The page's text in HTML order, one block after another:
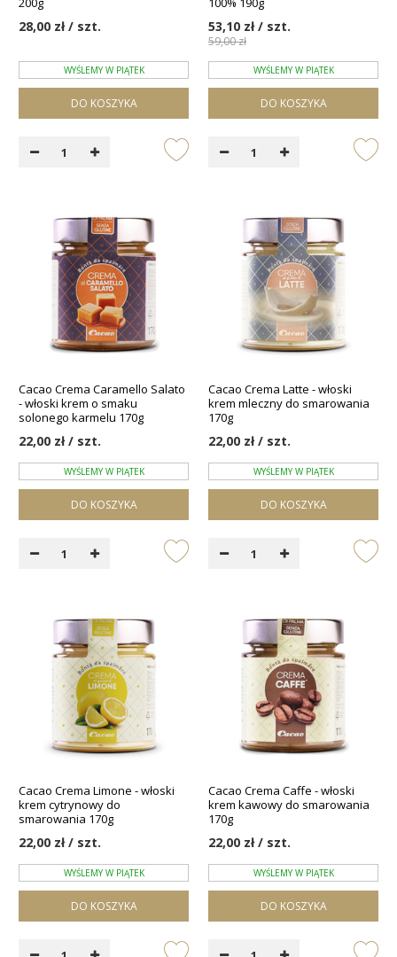
28,00 zł / szt.
WYŚLEMY W PIĄTEK
DO KOSZYKA
59,00 zł
53,10 zł / szt.
WYŚLEMY W PIĄTEK
DO KOSZYKA
Cacao Crema Caramello Salato
- włoski krem o smaku
solonego karmelu 170g
22,00 zł / szt.
WYŚLEMY W PIĄTEK
DO KOSZYKA
Cacao Crema Latte - włoski
krem mleczny do smarowania
170g
22,00 zł / szt.
WYŚLEMY W PIĄTEK
DO KOSZYKA
Cacao Crema Limone - włoski
krem cytrynowy do
smarowania 170g
22,00 zł / szt.
WYŚLEMY W PIĄTEK
DO KOSZYKA
Cacao Crema Caffe - włoski
krem kawowy do smarowania
170g
22,00 zł / szt.
WYŚLEMY W PIĄTEK
DO KOSZYKA